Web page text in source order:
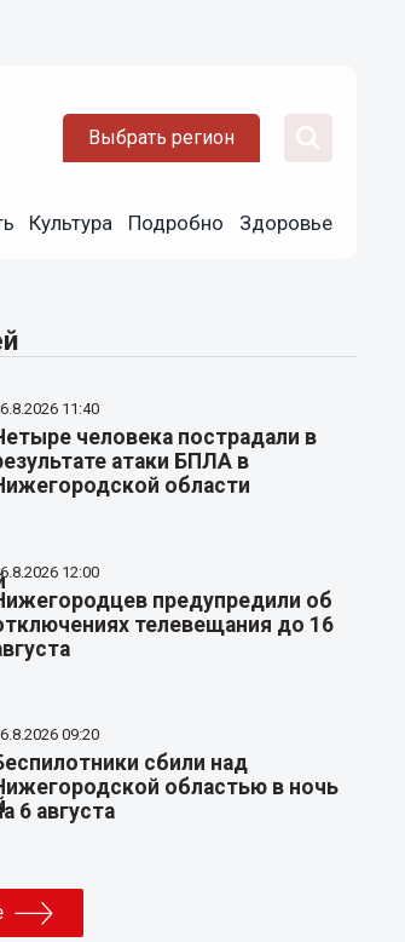
Выбрать регион
Культура Подробно Здоровье
11:40
человека пострадали в
атаки БПЛА в
области
12:00
предупредили об
телевещания до 16
09:20
сбили над
областью в ночь
6 августа